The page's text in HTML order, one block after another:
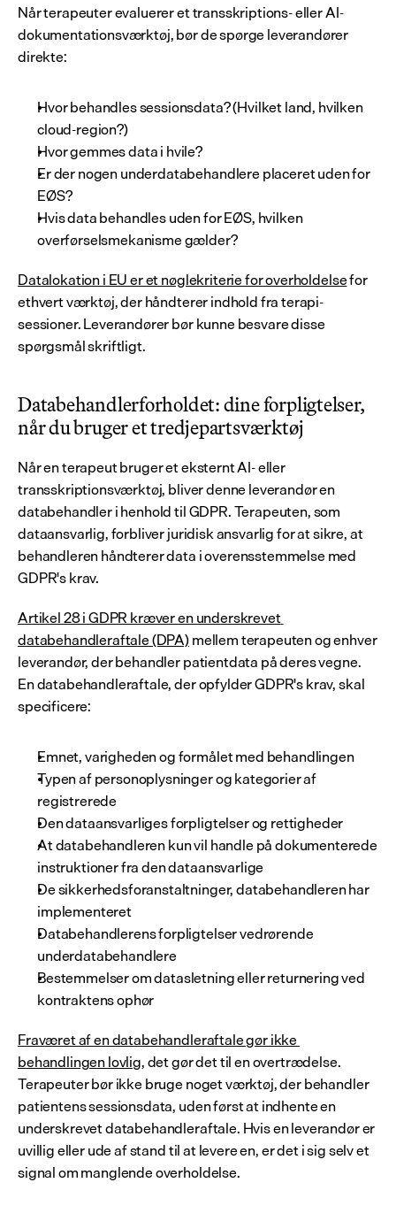
Når terapeuter evaluerer et transskriptions- eller AI-
dokumentationsværktøj, bør de spørge leverandører
direkte:
Hvor behandles sessionsdata? (Hvilket land, hvilken
cloud-region?)
Hvor gemmes data i hvile?
Er der nogen underdatabehandlere placeret uden for
EØS?
Hvis data behandles uden for EØS, hvilken
overførselsmekanisme gælder?
Datalokation i EU er et nøglekriterie for overholdelse for
ethvert værktøj, der håndterer indhold fra terapi-
sessioner. Leverandører bør kunne besvare disse
spørgsmål skriftligt.
Databehandlerforholdet: dine forpligtelser,
når du bruger et tredjepartsværktøj
Når en terapeut bruger et eksternt AI- eller
transskriptionsværktøj, bliver denne leverandør en
databehandler i henhold til GDPR. Terapeuten, som
dataansvarlig, forbliver juridisk ansvarlig for at sikre, at
behandleren håndterer data i overensstemmelse med
GDPR's krav.
Artikel 28 i GDPR kræver en underskrevet
databehandleraftale (DPA) mellem terapeuten og enhver
leverandør, der behandler patientdata på deres vegne.
En databehandleraftale, der opfylder GDPR's krav, skal
specificere:
Emnet, varigheden og formålet med behandlingen
Typen af personoplysninger og kategorier af
registrerede
Den dataansvarliges forpligtelser og rettigheder
At databehandleren kun vil handle på dokumenterede
instruktioner fra den dataansvarlige
De sikkerhedsforanstaltninger, databehandleren har
implementeret
Databehandlerens forpligtelser vedrørende
underdatabehandlere
Bestemmelser om datasletning eller returnering ved
kontraktens ophør
Fraværet af en databehandleraftale gør ikke
behandlingen lovlig, det gør det til en overtrædelse.
Terapeuter bør ikke bruge noget værktøj, der behandler
patientens sessionsdata, uden først at indhente en
underskrevet databehandleraftale. Hvis en leverandør er
uvillig eller ude af stand til at levere en, er det i sig selv et
signal om manglende overholdelse.